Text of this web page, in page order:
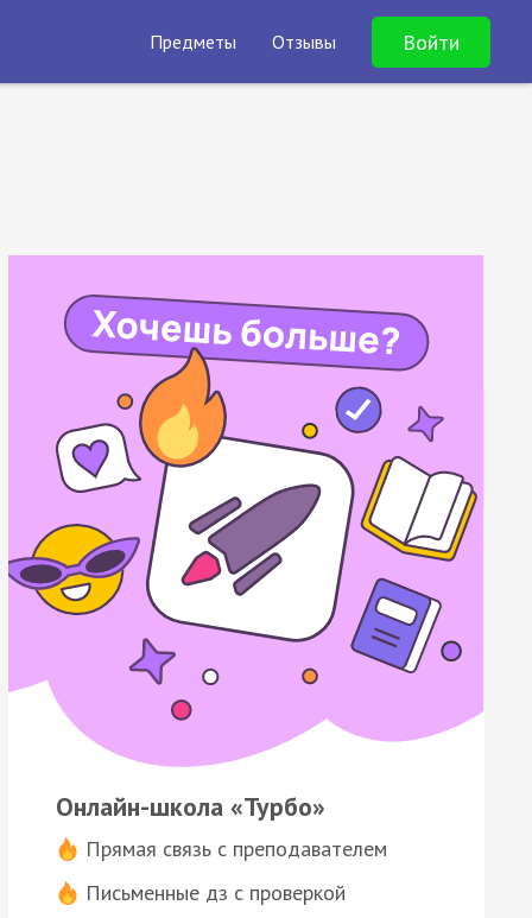
Предметы Отзывы Войти
Онлайн-школа «Турбо»
Прямая связь с преподавателем
Письменные дз с проверкой